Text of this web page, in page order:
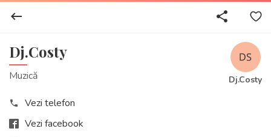
keyboard_backspace share
Dj.Costy
Muzică Dj.Costy
phone
Vezi telefon
Vezi facebook